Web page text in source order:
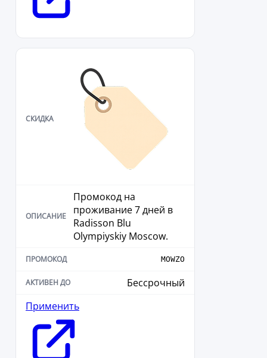
Промокод на
проживание 7 дней в
Radisson Blu
Olympiyskiy Moscow.
MOWZO
Бессрочный
Применить